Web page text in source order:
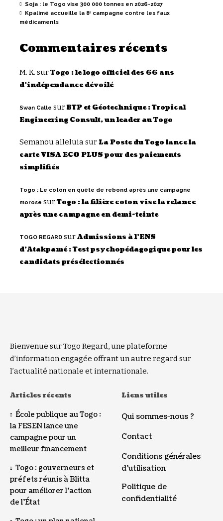
Soja : le Togo vise 300 000 tonnes en 2026-2027
Kpalimé accueille la 8ᵉ campagne contre les faux
médicaments
Commentaires récents
M. K. surTogo : le logo officiel des 66 ans
d’indépendance dévoilé
Swan Calle surBTP et Géotechnique : Tropical
Engineering Consult, un leader au Togo
Semanou alleluiasurLa Poste du Togo lance la
carte VISA ECO PLUS pour des paiements
simplifiés
Togo : Le coton en quête de rebond après une campagne
morose surTogo : la filière coton vise la relance
après une campagne en demi-teinte
TOGO REGARD surAdmissions à l’ENS
d’Atakpamé : Test psychopédagogique pour les
candidats présélectionnés
Bienvenue sur Togo Regard, une plateforme
d’information engagée offrant un autre regard sur
l’actualité nationale et internationale.
Articles récents
École publique au Togo :
la FESEN lance une
campagne pour un
meilleur financement
Togo : gouverneurs et
préfets réunis à Blitta
pour améliorer l’action
de l’État
Liens utiles
Qui sommes-nous ?
Contact
Conditions générales
d’utilisation
Politique de
confidentialité